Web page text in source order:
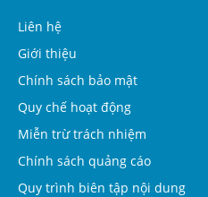
Liên hệ
Giới thiệu
Chính sách bảo mật
Quy chế hoạt động
Miễn trừ trách nhiệm
Chính sách quảng cáo
Quy trình biên tập nội dung